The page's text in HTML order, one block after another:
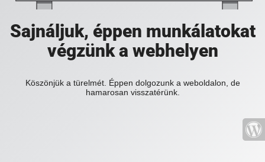
Sajnáljuk, éppen munkálatokat
végzünk a webhelyen
Köszönjük a türelmét. Éppen dolgozunk a weboldalon, de
hamarosan visszatérünk.